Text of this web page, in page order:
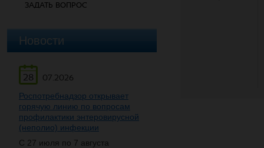
ЗАДАТЬ ВОПРОС
Новости
28
07.2026
Роспотребнадзор открывает
горячую линию по вопросам
профилактики энтеровирусной
(неполио) инфекции
С 27 июля по 7 августа